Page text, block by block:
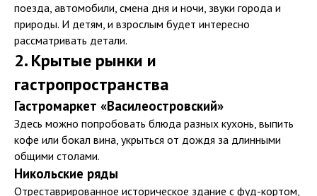
поезда, автомобили, смена дня и ночи, звуки города и
природы. И детям, и взрослым будет интересно
рассматривать детали.
2. Крытые рынки и
гастропространства
Гастромаркет «Василеостровский»
Здесь можно попробовать блюда разных кухонь, выпить
кофе или бокал вина, укрыться от дождя за длинными
общими столами.
Никольские ряды
Отреставрированное историческое здание с фуд-кортом,